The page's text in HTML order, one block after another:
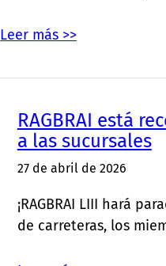
Leer más >>
RAGBRAI está
a las sucursales
27 de abril de 2026
¡RAGBRAI LIII hará
de carreteras, los